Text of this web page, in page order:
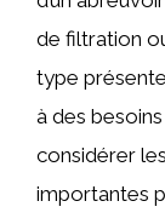
de filtration
type
à des
considérer les
importantes